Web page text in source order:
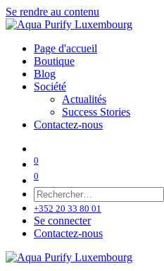
Se rendre au contenu
Page d'accueil
Boutique
Blog
Société
Actualités
Success Stories
Contactez-nous
0
0
+352 20 33 80 01
Se connecter
Contactez-nous